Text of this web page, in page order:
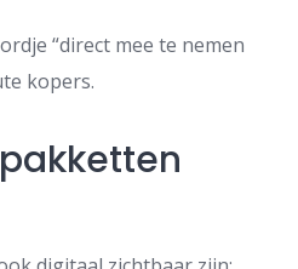
“direct mee te nemen
kopers.